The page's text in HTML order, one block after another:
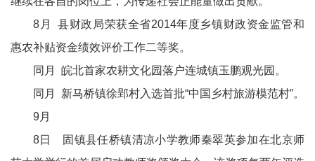
8月 县财政局荣获全省2014年度乡镇财政资金监管和
惠农补贴资金绩效评价工作二等奖。
同月 皖北首家农耕文化园落户连城镇玉鹏观光园。
同月 新马桥镇徐郢村入选首批“中国乡村旅游模范村”。
9月
8日 固镇县任桥镇清凉小学教师秦翠英参加在北京师